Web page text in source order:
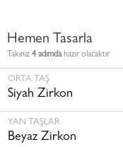
Hemen Tasarla
Takınız 4 adımdahazır olacaktır
ORTA TAŞ
Siyah Zirkon
YAN TAŞLAR
Beyaz Zirkon